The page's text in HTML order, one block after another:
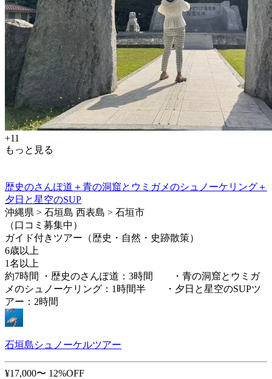
+11
もっと見る
歴史のさんぽ道＋青の洞窟とウミガメのシュノーケリング＋
夕日と星空のSUP
沖縄県 > 石垣島 西表島 > 石垣市
（口コミ募集中）
ガイド付きツアー（歴史・自然・史跡散策）
6歳以上
1名以上
約7時間 ・歴史のさんぽ道：3時間 ・青の洞窟とウミガ
メのシュノーケリング：1時間半 ・夕日と星空のSUPツ
アー：2時間
石垣島シュノーケルツアー
¥17,000〜 12%OFF